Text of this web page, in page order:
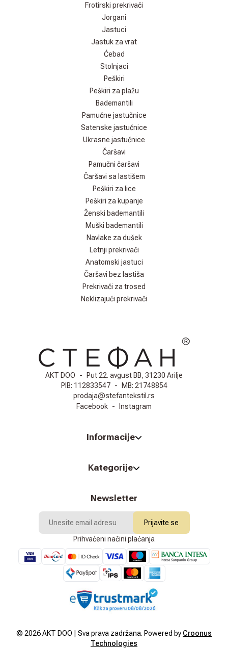
Frotirski prekrivači
Jorgani
Jastuci
Jastuk za vrat
Ćebad
Stolnjaci
Peškiri
Peškiri za plažu
Bademantili
Pamučne jastučnice
Satenske jastučnice
Ukrasne jastučnice
Čaršavi
Pamučni čaršavi
Čaršavi sa lastišem
Peškiri za lice
Peškiri za kupanje
Ženski bademantili
Muški bademantili
Navlake za dušek
Letnji prekrivači
Anatomski jastuci
Čaršavi bez lastiša
Prekrivači za trosed
Neklizajući prekrivači
AKT DOO -
Put 22. avgust BB, 31230 Arilje
PIB: 112833547 - MB: 21748854
prodaja@stefantekstil.rs
Facebook - Instagram
Informacije
Kategorije
Newsletter
Prijavite se
Prihvaćeni načini plaćanja
© 2026AKT DOO | Sva prava zadržana. Powered by Croonus
Technologies